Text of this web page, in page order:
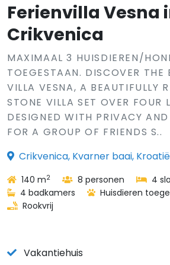
Ferienvilla Vesna
Crikvenica
MAXIMAAL 3 HUISDIEREN/
TOEGESTAAN. DISCOVER THE
VILLA VESNA, A BEAUTIFULLY
STONE VILLA SET OVER FOUR
DESIGNED WITH PRIVACY
FOR A GROUP OF FRIENDS S..
Crikvenica, Kvarner baai, Kroatië
140 m2 8 personen
4
4 badkamers
Huisdieren
Rookvrij
Vakantiehuis